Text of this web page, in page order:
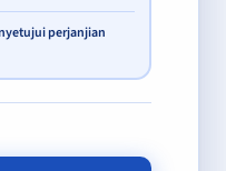
perjanjian